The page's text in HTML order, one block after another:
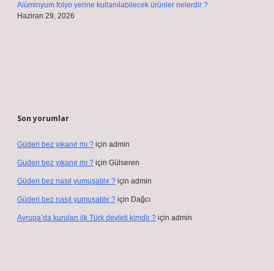
Alüminyum folyo yerine kullanılabilecek ürünler nelerdir ?
Haziran 29, 2026
Son yorumlar
Güderi bez yıkanır mı ? için admin
Güderi bez yıkanır mı ? için Gülseren
Güderi bez nasıl yumuşatılır ? için admin
Güderi bez nasıl yumuşatılır ? için Dağcı
Avrupa’da kurulan ilk Türk devleti kimdir ? için admin